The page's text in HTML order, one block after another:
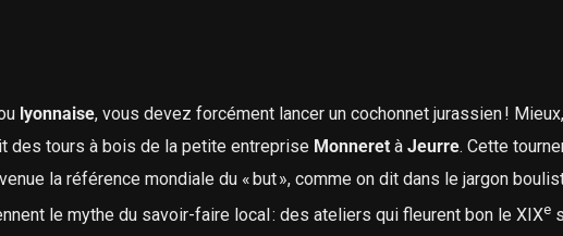
lyonnaise, vous devez forcément lancer un cochonnet jurassien !
des tours à bois de la petite entrepriseMonneretà Jeurre. Cette
la référence mondiale du « but », comme on dit dans le jargon
le mythe du savoir-faire local : des ateliers qui fleurent bon le XIXe